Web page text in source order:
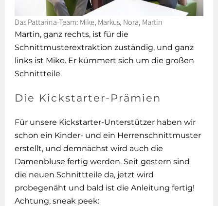
Das Pattarina-Team: Mike, Markus, Nora, Martin
Martin, ganz rechts, ist für die
Schnittmusterextraktion zuständig, und ganz
links ist Mike. Er kümmert sich um die großen
Schnittteile.
Die Kickstarter-Prämien
Für unsere Kickstarter-Unterstützer haben wir
schon ein Kinder- und ein Herrenschnittmuster
erstellt, und demnächst wird auch die
Damenbluse fertig werden. Seit gestern sind
die neuen Schnittteile da, jetzt wird
probegenäht und bald ist die Anleitung fertig!
Achtung, sneak peek: